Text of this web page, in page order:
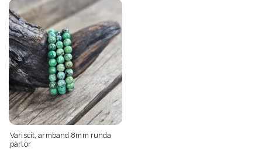
Variscit, armband 8mm runda
pärlor